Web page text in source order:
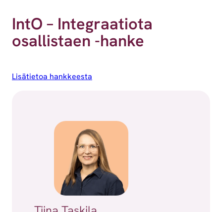
IntO – Integraatiota
osallistaen -hanke
Lisätietoa hankkeesta